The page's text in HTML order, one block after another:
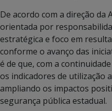
De acordo com a direção da
orientada por
estratégica e foco em
conforme o avanço das
é de que, com a
os indicadores de utilização
ampliando os impactos
segurança pública estadual.